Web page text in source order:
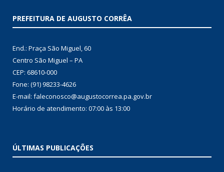
PREFEITURA DE AUGUSTO CORRÊA
End.: Praça São Miguel, 60
Centro São Miguel – PA
CEP: 68610-000
Fone: (91) 98233-4626
E-mail: faleconosco@augustocorrea.pa.gov.br
Horário de atendimento: 07:00 às 13:00
ÚLTIMAS PUBLICAÇÕES